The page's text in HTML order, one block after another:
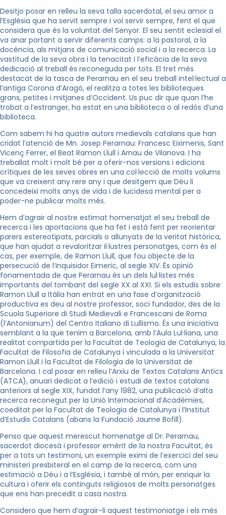
Desitjo posar en relleu la seva talla sacerdotal, el seu amor a
l’Església que ha servit sempre i vol servir sempre, fent el que
considera que és la voluntat del Senyor. El seu sentit eclesial el
va anar portant a servir diferents camps: a la pastoral, a la
docència, als mitjans de comunicació social i a la recerca. La
vastitud de la seva obra i la tenacitat i l’eficàcia de la seva
dedicació al treball és reconeguda per tots. El tret més
destacat de la tasca de Perarnau en el seu treball intel·lectual a
l’antiga Corona d’Aragó, el realitza a totes les biblioteques
grans, petites i mitjanes d’Occident. Us puc dir que quan l’he
trobat a l’estranger, ha estat en una biblioteca o al redós d’una
biblioteca.
Com sabem hi ha quatre autors medievals catalans que han
cridat l’atenció de Mn. Josep Perarnau: Francesc Eiximenis, Sant
Vicenç Ferrer, el Beat Ramon Llull i Arnau de Vilanova. I ha
treballat molt i molt bé per a oferir-nos versions i edicions
crítiques de les seves obres en una col·lecció de molts volums
que va creixent any rere any i que desitgem que Déu li
concedeixi molts anys de vida i de lucidesa mental per a
poder-ne publicar molts més.
Hem d’agrair al nostre estimat homenatjat el seu treball de
recerca i les aportacions que ha fet i està fent per reorientar
parers estereotipats, parcials o allunyats de la veritat històrica,
que han ajudat a revaloritzar il·lustres personatges, com és el
cas, per exemple, de Ramon Llull, que fou objecte de la
persecució de l’inquisidor Eimeric, al segle XIV. És opinió
fonamentada de que Perarnau és un dels lul·listes més
importants del tombant del segle XX al XXI. Si els estudis sobre
Ramon Llull a Itàlia han entrat en una fase d’organització
productiva es deu al nostre professor, soci fundador, des de la
Scuola Superiore di Studi Medievali e Francescani de Roma
(l’Antonianum) del Centro Italiano di Lullismo. És una iniciativa
semblant a la que tenim a Barcelona, amb l’Aula Lul·liana, una
realitat compartida per la Facultat de Teologia de Catalunya, la
Facultat de Filosofia de Catalunya i vinculada a la Universitat
Ramon Llull i la Facultat de Filologia de la Universitat de
Barcelona. I cal posar en relleu l’Arxiu de Textos Catalans Antics
(ATCA), anuari dedicat a l’edició i estudi de textos catalans
anteriors al segle XIX, fundat l’any 1982, una publicació d’alta
recerca reconegut per la Unió Internacional d’Acadèmies,
coeditat per la Facultat de Teologia de Catalunya i l’Institut
d’Estudis Catalans (abans la Fundació Jaume Bofill).
Penso que aquest merescut homenatge al Dr. Perarnau,
sacerdot diocesà i professor emèrit de la nostra Facultat, és
per a tots un testimoni, un exemple eximi de l’exercici del seu
ministeri presbiteral en el camp de la recerca, com una
estimació a Déu i a l’Església, i també al món, per enriquir la
cultura i oferir els continguts religiosos de molts personatges
que ens han precedit a casa nostra.
Considero que hem d’agrair-li aquest testimoniatge i els més